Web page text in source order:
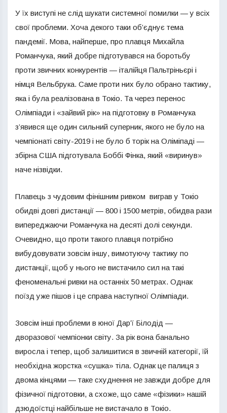
У їх виступі не слід шукати системної помилки — у всіх
свої проблеми. Хоча декого таки об’єднує тема
пандемії. Мова, найперше, про плавця Михайла
Романчука, який добре підготувався на боротьбу
проти звичних конкурентів — італійця Пальтріньєрі і
німця Вельбрука. Саме проти них було обрано тактику,
яка і була реалізована в Токіо. Та через перенос
Олімпіади і «зайвий рік» на підготовку в Романчука
з’явився ще один сильний суперник, якого не було на
чемпіонаті світу-2019 і не було б торік на Оліміпаді —
збірна США підготувала Боббі Фінка, який «виринув»
наче нізвідки.
Плавець з чудовим фінішним ривком виграв у Токіо
обидві довгі дистанції — 800 і 1500 метрів, обидва рази
випереджаючи Романчука на десяті долі секунди.
Очевидно, що проти такого плавця потрібно
вибудовувати зовсім іншу, вимотуючу тактику по
дистанції, щоб у нього не вистачило сил на такі
феноменальні ривки на останніх 50 метрах. Однак
поїзд уже пішов і це справа наступної Олімпіади.
Зовсім інші проблеми в юної Дар’ї Білодід —
дворазової чемпіонки світу. За рік вона банально
виросла і тепер, щоб залишитися в звичній категорії, їй
необхідна жорстка «сушка» тіла. Однак це палиця з
двома кінцями — таке схуднення не завжди добре для
фізичної підготовки, а схоже, що саме «фізики» нашій
дзюдоїстці найбільше не вистачало в Токіо.